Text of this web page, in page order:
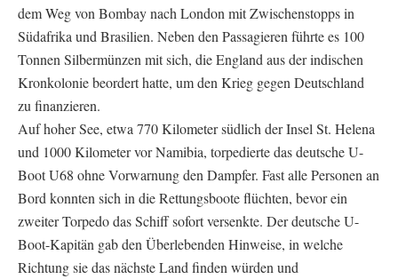
dem Weg von Bombay nach London mit Zwischenstopps in
Südafrika und Brasilien. Neben den Passagieren führte es 100
Tonnen Silbermünzen mit sich, die England aus der indischen
Kronkolonie beordert hatte, um den Krieg gegen Deutschland
zu finanzieren.
Auf hoher See, etwa 770 Kilometer südlich der Insel St. Helena
und 1000 Kilometer vor Namibia, torpedierte das deutsche U-
Boot U68 ohne Vorwarnung den Dampfer. Fast alle Personen an
Bord konnten sich in die Rettungsboote flüchten, bevor ein
zweiter Torpedo das Schiff sofort versenkte. Der deutsche U-
Boot-Kapitän gab den Überlebenden Hinweise, in welche
Richtung sie das nächste Land finden würden und